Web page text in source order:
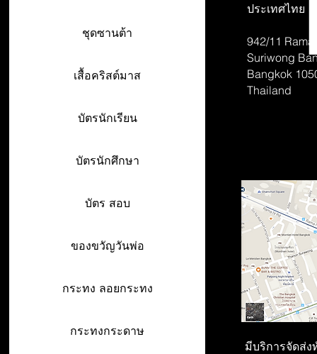
ชุดซานต้า
เสื้อคริสต์มาส
บัตรนักเรียน
บัตรนักศึกษา
บัตร สอบ
ของขวัญวันพ่อ
กระทง ลอยกระทง
กระทงกระดาษ
ประเทศไทย
942/11 Rama
Suriwong
Bangkok
Thailand
มีบริการจัดส่ง